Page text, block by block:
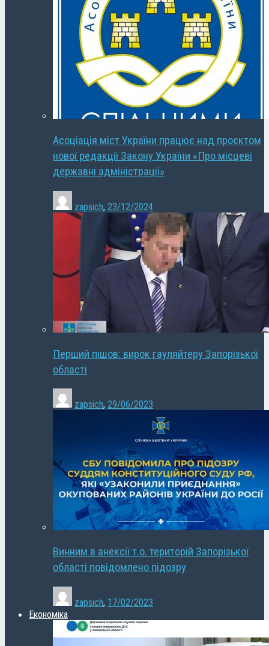
Асоціація міст України працює над проєктом
нової редакції Закону України «Про місцеві
державні адміністрації»
zapsich, 23/12/2024
Перший пішов: вирок гауляйтеру Запорізької
області
zapsich, 29/06/2023
Винним в анексії т.о. територій Запорізької
області повідомлено підозру
zapsich, 17/02/2023
Економіка